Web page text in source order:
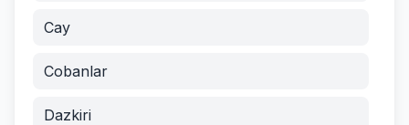
Cay
Cobanlar
Dazkiri